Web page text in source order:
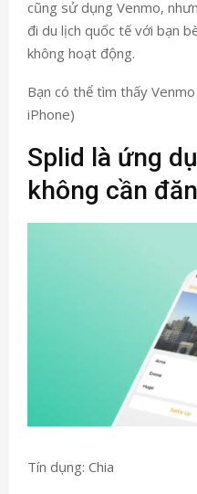
cũng sử dụng Venmo,
đi du lịch quốc tế với bạn
không hoạt động.
Bạn có thể tìm thấy
iPhone)
Splid là ứng
không cần
Tín dụng: Chia